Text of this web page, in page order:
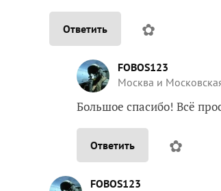
Ответить ✿
FOBOS123
Москва и
Большое спасибо! Всё
Ответить ✿
FOBOS123